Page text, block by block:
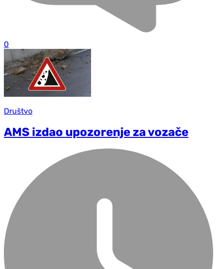
0
Društvo
AMS izdao upozorenje za vozače